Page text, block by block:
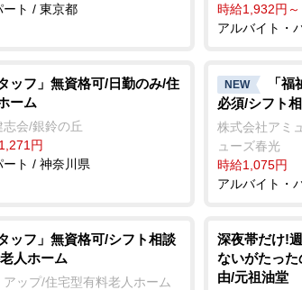
ート / 東京都
時給1,932円～
アルバイト・
ッフ」無資格可/日勤のみ/住
ーム
会/銀鈴の丘
円
ト / 神奈川県
NEW
「
必須/シフト
株式会社アミ
ューズ春光
時給1,075円
アルバイト・
ッフ」無資格可/シフト相談
人ホーム
ップ/住宅型有料老人ホーム
深夜帯だけ!
ないがたっ
由/元祖油堂